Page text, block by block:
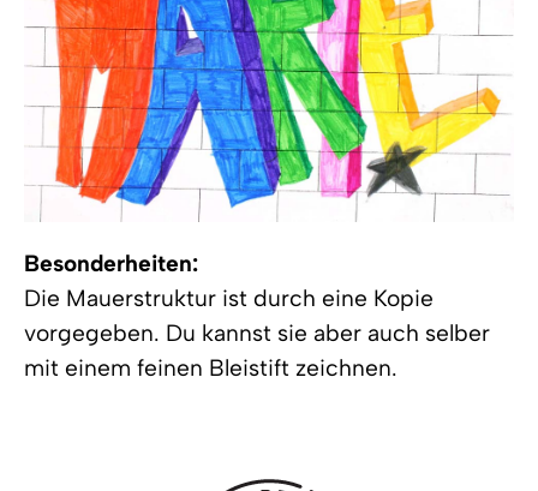
Besonderheiten:
Die Mauerstruktur ist durch eine Kopie
vorgegeben. Du kannst sie aber auch selber
mit einem feinen Bleistift zeichnen.